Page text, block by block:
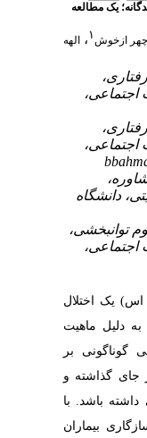
یک مطالعه
ازخوش۱ ،
الهه
اجتماعی،
اجتماعی،
دانشگاه
توانبخشی،
اجتماعی،
اس) یک اختلال
‌دلیل ماهیت
گوناگونی بر
جای گذاشته و
داشته باشد. با
بیماران